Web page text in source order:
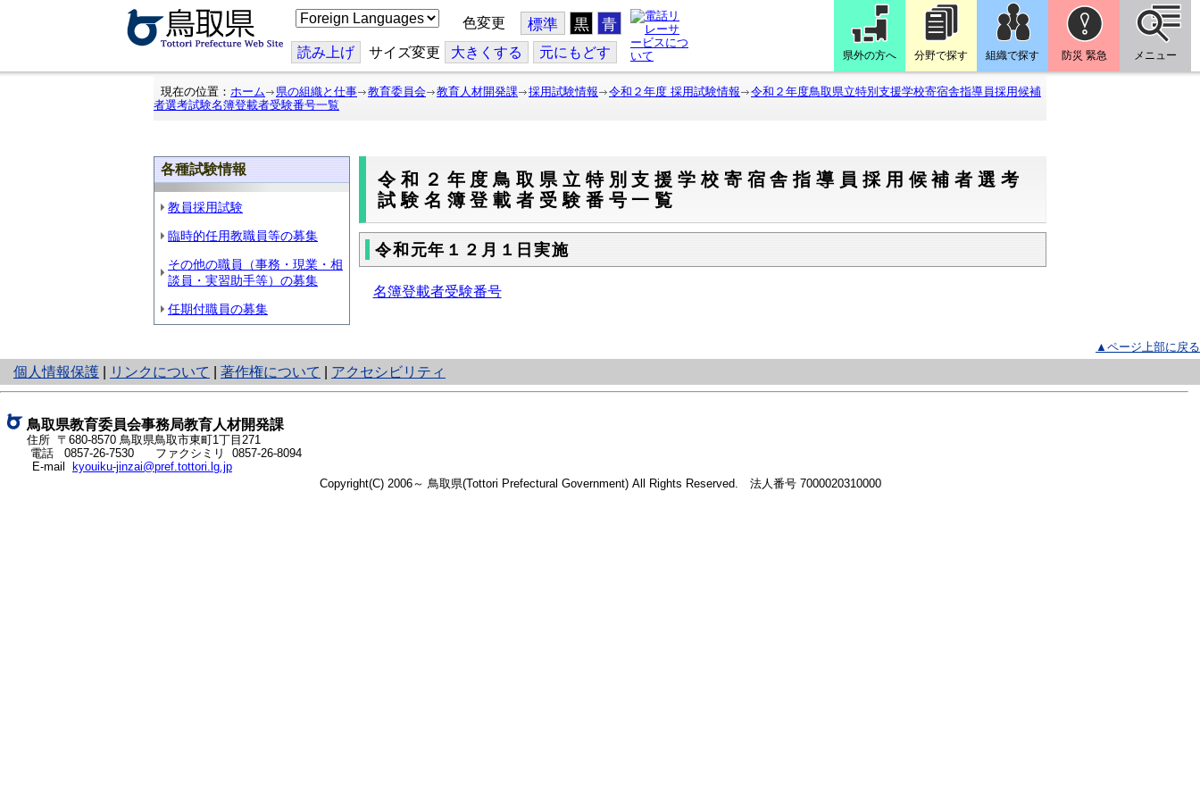
こ
の
ジ
を
翻
訳
色変更 標準 黒 青
読み上げ サイズ変更 大きくする 元にもどす 県外の方へ 分野で探す 組織で探す 防災 緊急 メニュー
現在の位置： ホーム 県の組織と仕事 教育委員会 教育人材開発課 採用試験情報 令和２年度 採用試験情報
令和２年度鳥取県立特別支援学校寄宿舎指導員採用候補
者選考試験名簿登載者受験番号一覧
各種試験情報
教員採用試験
臨時的任用教職員等の募集
その他の職員（事務・現業・相
談員・実習助手等）の募集
任期付職員の募集
令和２年度鳥取県立特別支援学校寄宿舎指導員採用候補者選考
試験名簿登載者受験番号一覧
令和元年１２月１日実施
名簿登載者受験番号
▲ページ上部に戻る
個人情報保護
と
り
ッ
ト
へ
の
リンクについて 著作権について アクセシビリティ
鳥取県教育委員会事務局教育人材開発課
住所 〒680-8570 鳥取県鳥取市東町1丁目271
電話 0857-26-7530
ファクシミリ 0857-26-8094
E-mail
kyouiku-jinzai@pref.tottori.lg.jp
Copyright(C) 2006～ 鳥取県(Tottori Prefectural Government) All Rights Reserved. 法人番号 7000020310000